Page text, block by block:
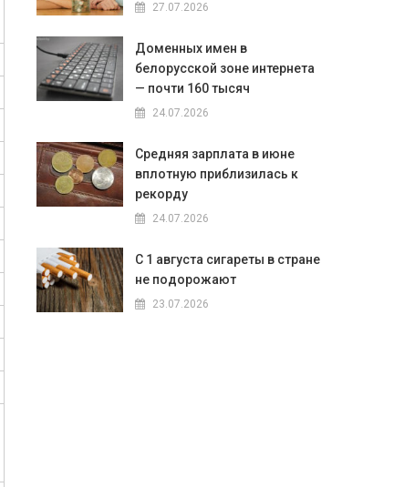
27.07.2026
Доменных имен в
белорусской зоне интернета
— почти 160 тысяч
24.07.2026
Средняя зарплата в июне
вплотную приблизилась к
рекорду
24.07.2026
С 1 августа сигареты в стране
не подорожают
23.07.2026